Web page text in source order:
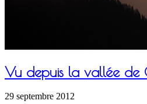
Vu depuis la vallée de
29 septembre 2012